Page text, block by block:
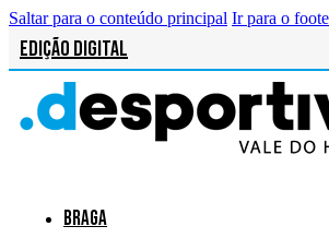
Saltar para o conteúdo principal Ir para o
Edição Digital
Braga